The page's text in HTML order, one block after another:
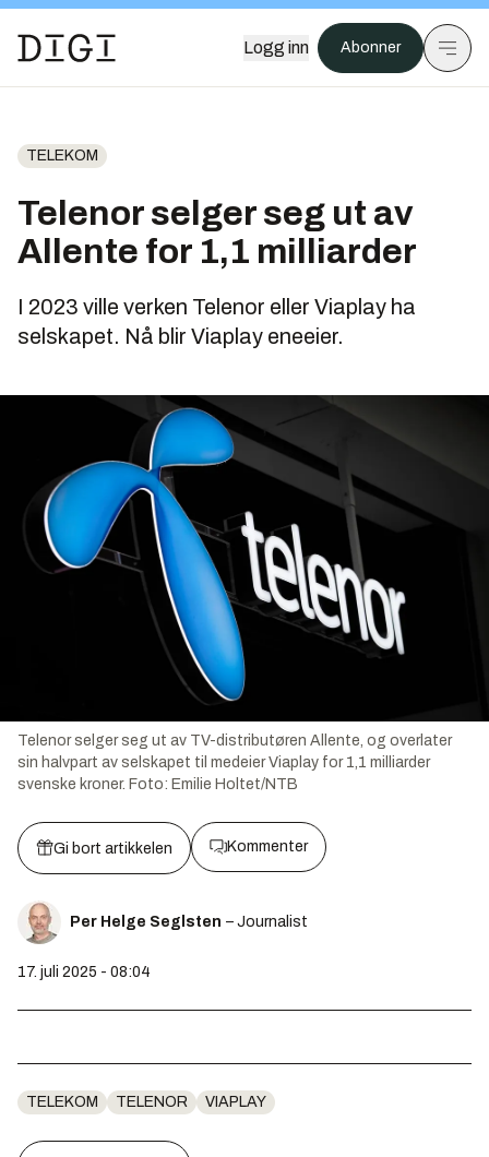
Logg inn Abonner
TELEKOM
Telenor selger seg ut av
Allente for 1,1 milliarder
I 2023 ville verken Telenor eller Viaplay ha
selskapet. Nå blir Viaplay eneeier.
Telenor selger seg ut av TV-distributøren Allente, og overlater
sin halvpart av selskapet til medeier Viaplay for 1,1 milliarder
svenske kroner. Foto: Emilie Holtet/NTB
Gi bort artikkelen Kommenter
Per Helge Seglsten – Journalist
17. juli 2025 - 08:04
TELEKOM TELENOR VIAPLAY